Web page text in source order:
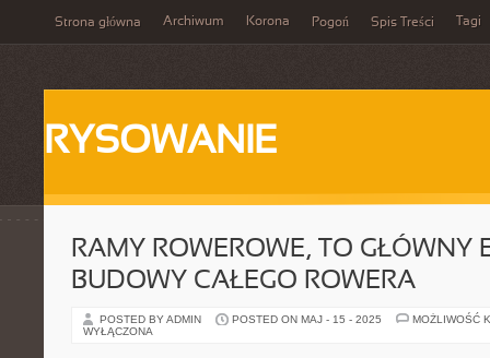
Strona główna Archiwum Korona Pogoń Spis Treści Tagi
RYSOWANIE
RAMY ROWEROWE, TO GŁÓWNY
BUDOWY CAŁEGO ROWERA
POSTED BY ADMIN POSTED ON MAJ - 15 - 2025
MOŻLIWOŚĆ
WYŁĄCZONA